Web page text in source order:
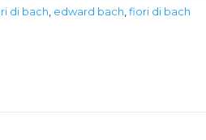
di bach edward bach fiori di bach